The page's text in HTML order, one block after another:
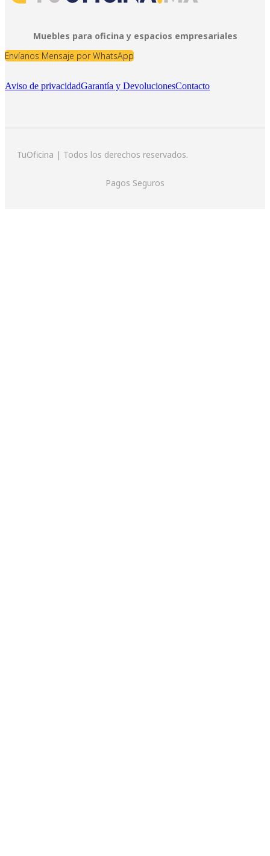
Muebles para oficina y espacios empresariales
Envíanos Mensaje por WhatsApp
Aviso de privacidadGarantía y DevolucionesContacto
TuOficina | Todos los derechos reservados.
Pagos Seguros